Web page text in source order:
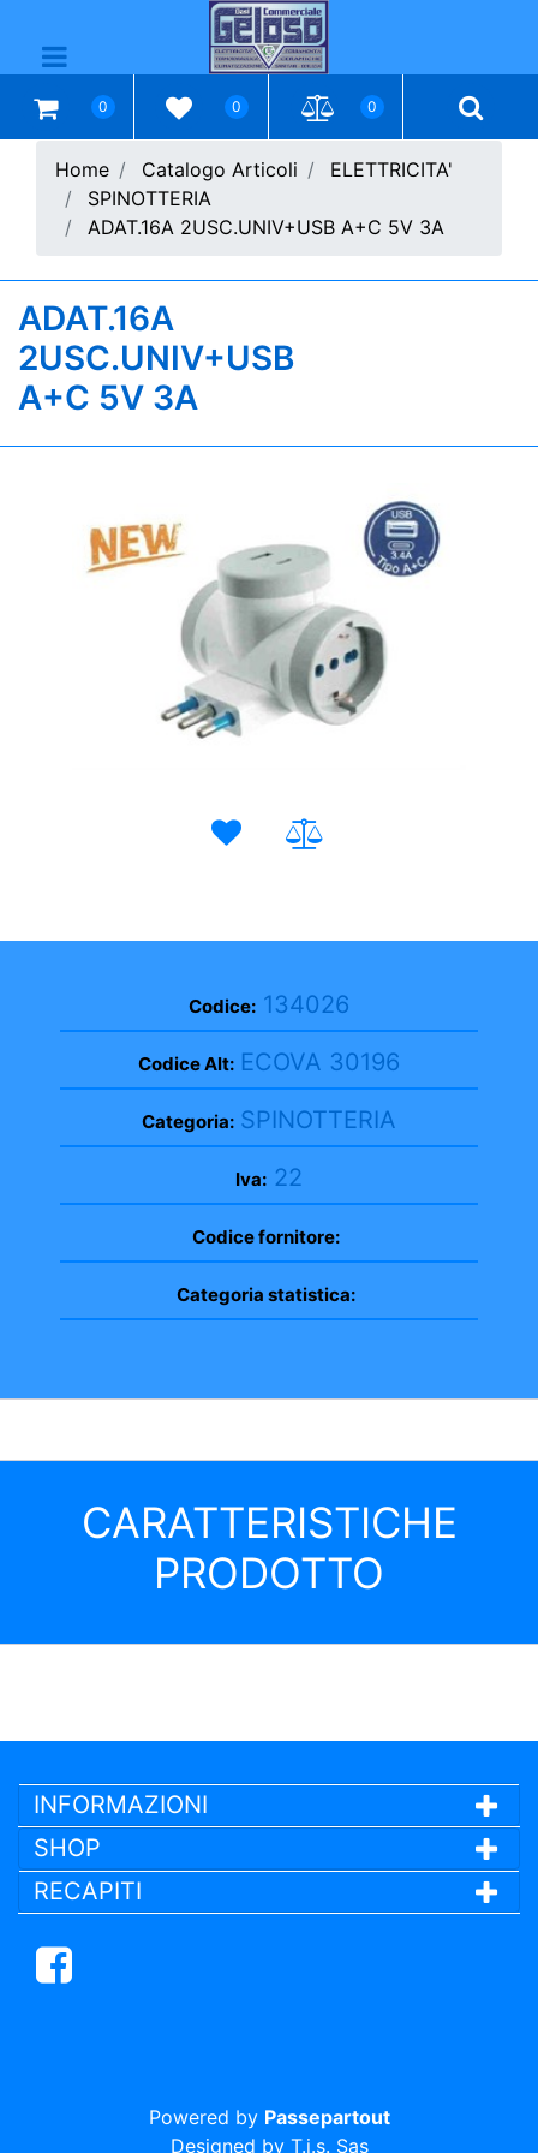
Open menu
0 0 0
Home Catalogo Articoli
ELETTRICITA'
SPINOTTERIA
ADAT.16A 2USC.UNIV+USB A+C 5V 3A
ADAT.16A
2USC.UNIV+USB
A+C 5V 3A
Codice: 134026
Codice Alt: ECOVA 30196
Categoria: SPINOTTERIA
Iva: 22
Codice fornitore:
Categoria statistica:
CARATTERISTICHE
PRODOTTO
INFORMAZIONI
SHOP
RECAPITI
Facebook
Powered by Passepartout
Designed by T.i.s. Sas